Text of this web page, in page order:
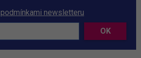
podmínkami newsletteru
OK